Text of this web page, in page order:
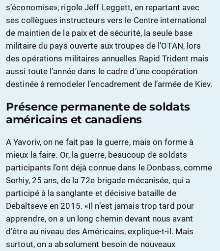
s’économise», rigole Jeff Leggett, en repartant avec
ses collègues instructeurs vers le Centre international
de maintien de la paix et de sécurité, la seule base
militaire du pays ouverte aux troupes de l’OTAN, lors
des opérations militaires annuelles Rapid Trident mais
aussi toute l’année dans le cadre d’une coopération
destinée à remodeler l’encadrement de l’armée de Kiev.
Présence permanente de soldats
américains et canadiens
A Yavoriv, on ne fait pas la guerre, mais on forme à
mieux la faire. Or, la guerre, beaucoup de soldats
participants l’ont déjà connue dans le Donbass, comme
Serhiy, 25 ans, de la 72e brigade mécanisée, qui a
participé à la sanglante et décisive bataille de
Debaltseve en 2015. «Il n’est jamais trop tard pour
apprendre, on a un long chemin devant nous avant
d’être au niveau des Américains, explique-t-il. Mais
surtout, on a absolument besoin de nouveaux